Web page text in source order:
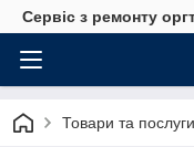
Сервіс з ремонту
Товари та послуги